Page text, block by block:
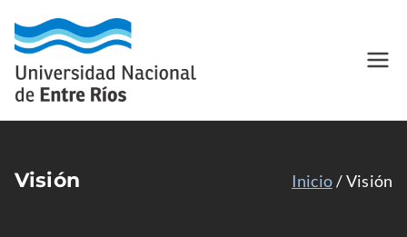
Nacional de
Entre Ríos
Universidad Nacional de Entre
Posgrados
Visión Inicio Visión